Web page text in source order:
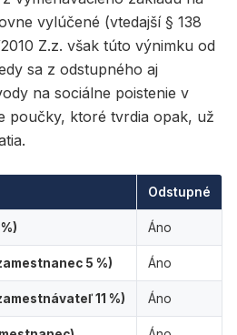
vylúčené (vtedajší § 138
Z.z. však túto výnimku od
sa z odstupného aj
na sociálne poistenie v
poučky, ktoré tvrdia opak, už
Odstupné
Áno
5 %) Áno
11 %) Áno